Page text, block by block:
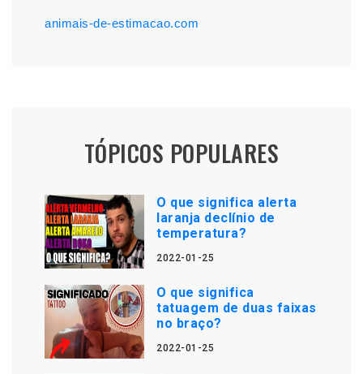
animais-de-estimacao.com
TÓPICOS POPULARES
O que significa alerta
laranja declínio de
temperatura?
2022-01-25
O que significa
tatuagem de duas faixas
no braço?
2022-01-25